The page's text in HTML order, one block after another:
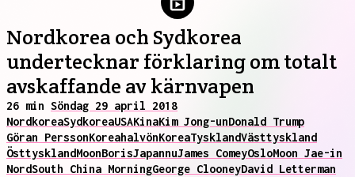
Nordkorea och Sydkorea
undertecknar förklaring om totalt
avskaffande av kärnvapen
26 min Söndag 29 april 2018
NordkoreaSydkoreaUSAKinaKim Jong-unDonald Trump
Göran PerssonKoreahalvönKoreaTysklandVästtyskland
ÖsttysklandMoonBorisJapannuJames ComeyOsloMoon Jae-in
NordSouth China MorningGeorge ClooneyDavid Letterman